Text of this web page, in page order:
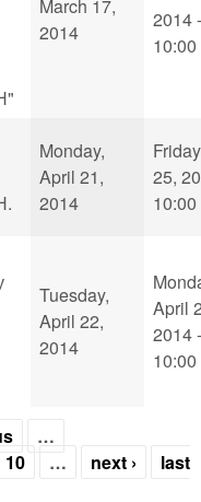
March 17,
2014
2014 -
10:00
Monday,
April 21,
2014
25,
10:00
Tuesday,
April 22,
2014
April
2014 -
10:00
…
10 … next ›
last